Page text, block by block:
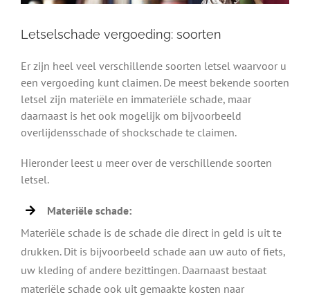
Letselschade vergoeding: soorten
Er zijn heel veel verschillende soorten letsel waarvoor u
een vergoeding kunt claimen. De meest bekende soorten
letsel zijn materiële en immateriële schade, maar
daarnaast is het ook mogelijk om bijvoorbeeld
overlijdensschade of shockschade te claimen.
Hieronder leest u meer over de verschillende soorten
letsel.
Materiële schade:
Materiële schade is de schade die direct in geld is uit te
drukken. Dit is bijvoorbeeld schade aan uw auto of fiets,
uw kleding of andere bezittingen. Daarnaast bestaat
materiële schade ook uit gemaakte kosten naar